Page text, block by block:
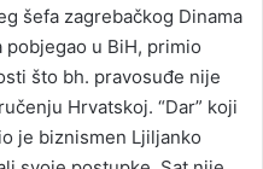
šefa zagrebačkog Dinama
u BiH, primio
što bh. pravosuđe nije
Hrvatskoj. “Dar” koji
je biznismen Ljiljanko